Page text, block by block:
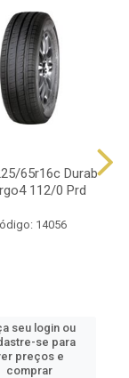
65r16c Durab
112/0 Prd
14056
seu login ou
se para
preços e
comprar